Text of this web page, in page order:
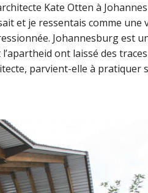
Kate Otten à
et je ressentais comme une
Johannesburg est
ont laissé des
parvient-elle à pratiquer